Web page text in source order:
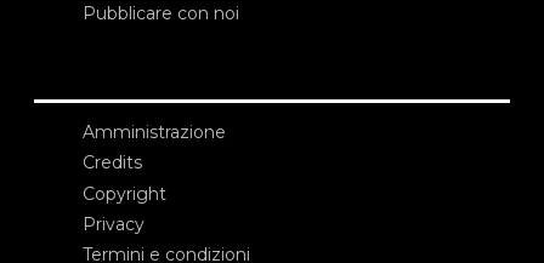
Pubblicare con noi
Amministrazione
Credits
Copyright
Privacy
Termini e condizioni